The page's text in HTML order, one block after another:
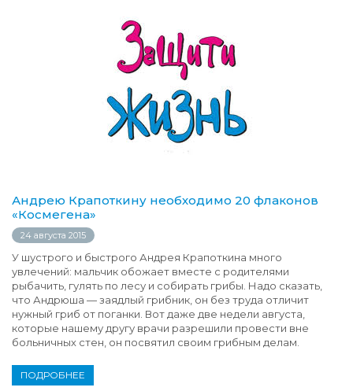
Андрею Крапоткину необходимо 20 флаконов
«Космегена»
24 августа 2015
У шустрого и быстрого Андрея Крапоткина много
увлечений: мальчик обожает вместе с родителями
рыбачить, гулять по лесу и собирать грибы. Надо сказать,
что Андрюша — заядлый грибник, он без труда отличит
нужный гриб от поганки. Вот даже две недели августа,
которые нашему другу врачи разрешили провести вне
больничных стен, он посвятил своим грибным делам.
ПОДРОБНЕЕ